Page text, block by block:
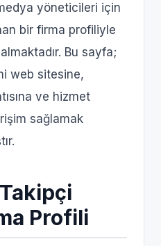
yöneticileri için
bir firma profiliyle
Bu sayfa;
web sitesine,
ve hizmet
sağlamak
Profili